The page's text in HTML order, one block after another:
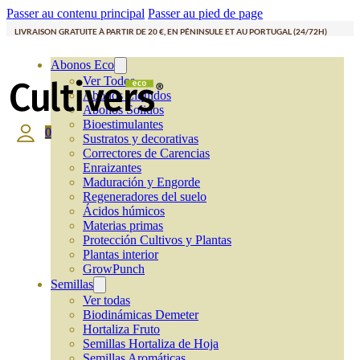
Passer au contenu principal Passer au pied de page
LIVRAISON GRATUITE À PARTIR DE 20 €, EN PÉNINSULE ET AU PORTUGAL (24/72H)
Abonos Eco
Ver Todos
Abonos Líquidos
Abonos Solidos
Bioestimulantes
Sustratos y decorativas
Correctores de Carencias
Enraizantes
Maduración y Engorde
Regeneradores del suelo
Ácidos húmicos
Materias primas
Protección Cultivos y Plantas
Plantas interior
GrowPunch
Semillas
Ver todas
Biodinámicas Demeter
Hortaliza Fruto
Semillas Hortaliza de Hoja
0